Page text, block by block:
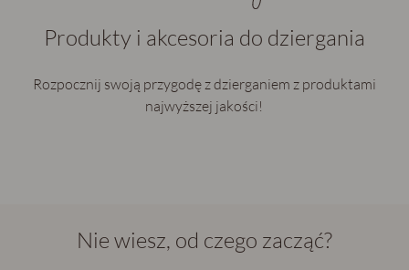
Produkty i akcesoria do dziergania
Rozpocznij swoją przygodę z dzierganiem z produktami
najwyższej jakości!
Nie wiesz, od czego zacząć?